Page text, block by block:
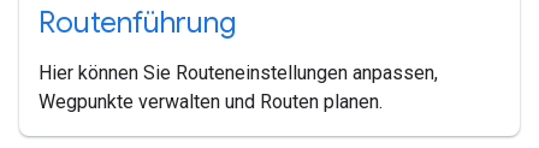
Routenführung
Hier können Sie Routeneinstellungen anpassen,
Wegpunkte verwalten und Routen planen.